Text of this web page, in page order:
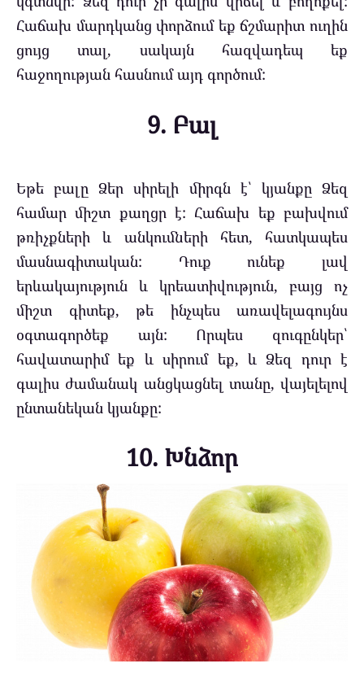
Հաճախ մարդկանց փորձում եք ճշմարիտ ուղին
ցույց տալ, սակայն հազվադեպ եք
հաջողության հասնում այդ գործում:
9. Բալ
Եթե բալը Ձեր սիրելի միրգն է՝ կյանքը Ձեզ
համար միշտ քաղցր է: Հաճախ եք բախվում
թռիչքների և անկումների հետ, հատկապես
մասնագիտական: Դուք ունեք լավ
երևակայություն և կրեատիվություն, բայց ոչ
միշտ գիտեք, թե ինչպես առավելագույնս
օգտագործեք այն: Որպես զուգընկեր՝
հավատարիմ եք և սիրում եք, և Ձեզ դուր է
գալիս ժամանակ անցկացնել տանը, վայելելով
ընտանեկան կյանքը:
10. Խնձոր